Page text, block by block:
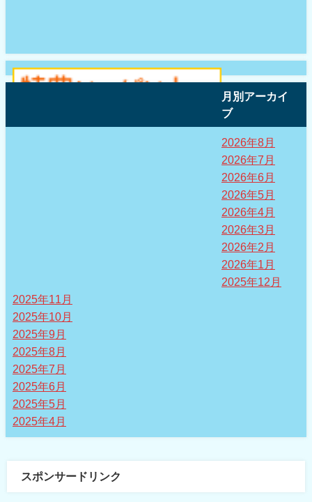
月別アーカイ
ブ
2026年8月
2026年7月
2026年6月
2026年5月
2026年4月
2026年3月
2026年2月
2026年1月
2025年12月
2025年11月
2025年10月
2025年9月
2025年8月
2025年7月
2025年6月
2025年5月
2025年4月
スポンサードリンク